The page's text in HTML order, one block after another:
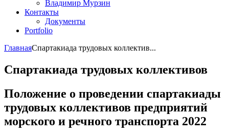
Владимир Мурзин
Контакты
Документы
Portfolio
ГлавнаяСпартакиада трудовых коллектив...
Спартакиада трудовых коллективов
Положение о проведении спартакиады
трудовых коллективов предприятий
морского и речного транспорта 2022